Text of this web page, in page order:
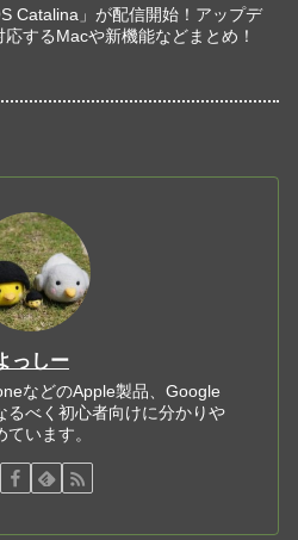
Catalina」が配信開始！アップデ
応するMacや新機能などまとめ！
っしー
などのApple製品、Google
るべく初心者向けに分かりや
います。